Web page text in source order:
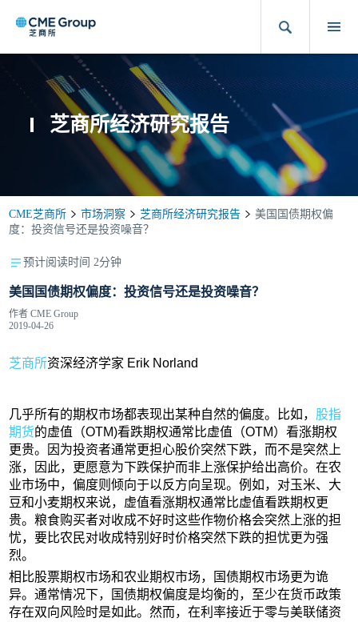
芝商所经济研究报告
CME芝商所 市场洞察 芝商所经济研究报告
美国国债期权偏
度：投资信号还是投资噪音？
预计阅读时间 2分钟
美国国债期权偏度：投资信号还是投资噪音？
作者CME Group
2019-04-26
芝商所资深经济学家 Erik Norland
几乎所有的期权市场都表现出某种自然的偏度。比如， 股指
期货的虚值（OTM)看跌期权通常比虚值（OTM）看涨期权
更贵。因为投资者通常更担心股价突然下跌，而不是突然上
涨，因此，更愿意为下跌保护而非上涨保护给出高价。在农
业市场中，偏度则倾向于以反方向呈现。例如，对玉米、大
豆和小麦期权来说，虚值看涨期权通常比虚值看跌期权更
贵。粮食购买者对收成不好时这些作物价格会突然上涨的担
忧，要比农民对收成特别好时价格突然下跌的担忧更为强
烈。
相比股票期权市场和农业期权市场，国债期权市场更为诡
异。通常情况下，国债期权偏度是均衡的，至少在货币政策
存在双向风险时是如此。然而，在利率接近于零与美联储资